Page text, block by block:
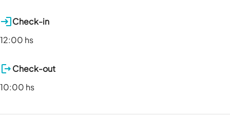
Check-in
12:00 hs
Check-out
10:00 hs